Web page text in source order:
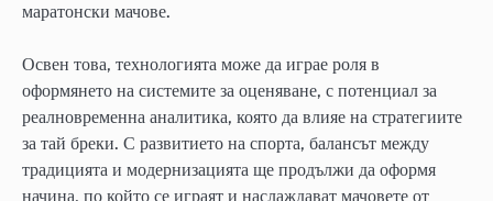
маратонски мачове.
Освен това, технологията може да играе роля в
оформянето на системите за оценяване, с потенциал за
реалновременна аналитика, която да влияе на стратегиите
за тай бреки. С развитието на спорта, балансът между
традицията и модернизацията ще продължи да оформя
начина, по който се играят и наслаждават мачовете от